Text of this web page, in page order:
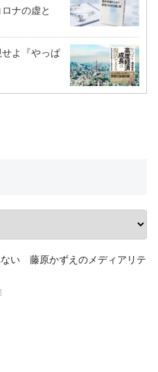
ナの虚と
よ『やっぱ
ない 藤原かずえのメディアリテ